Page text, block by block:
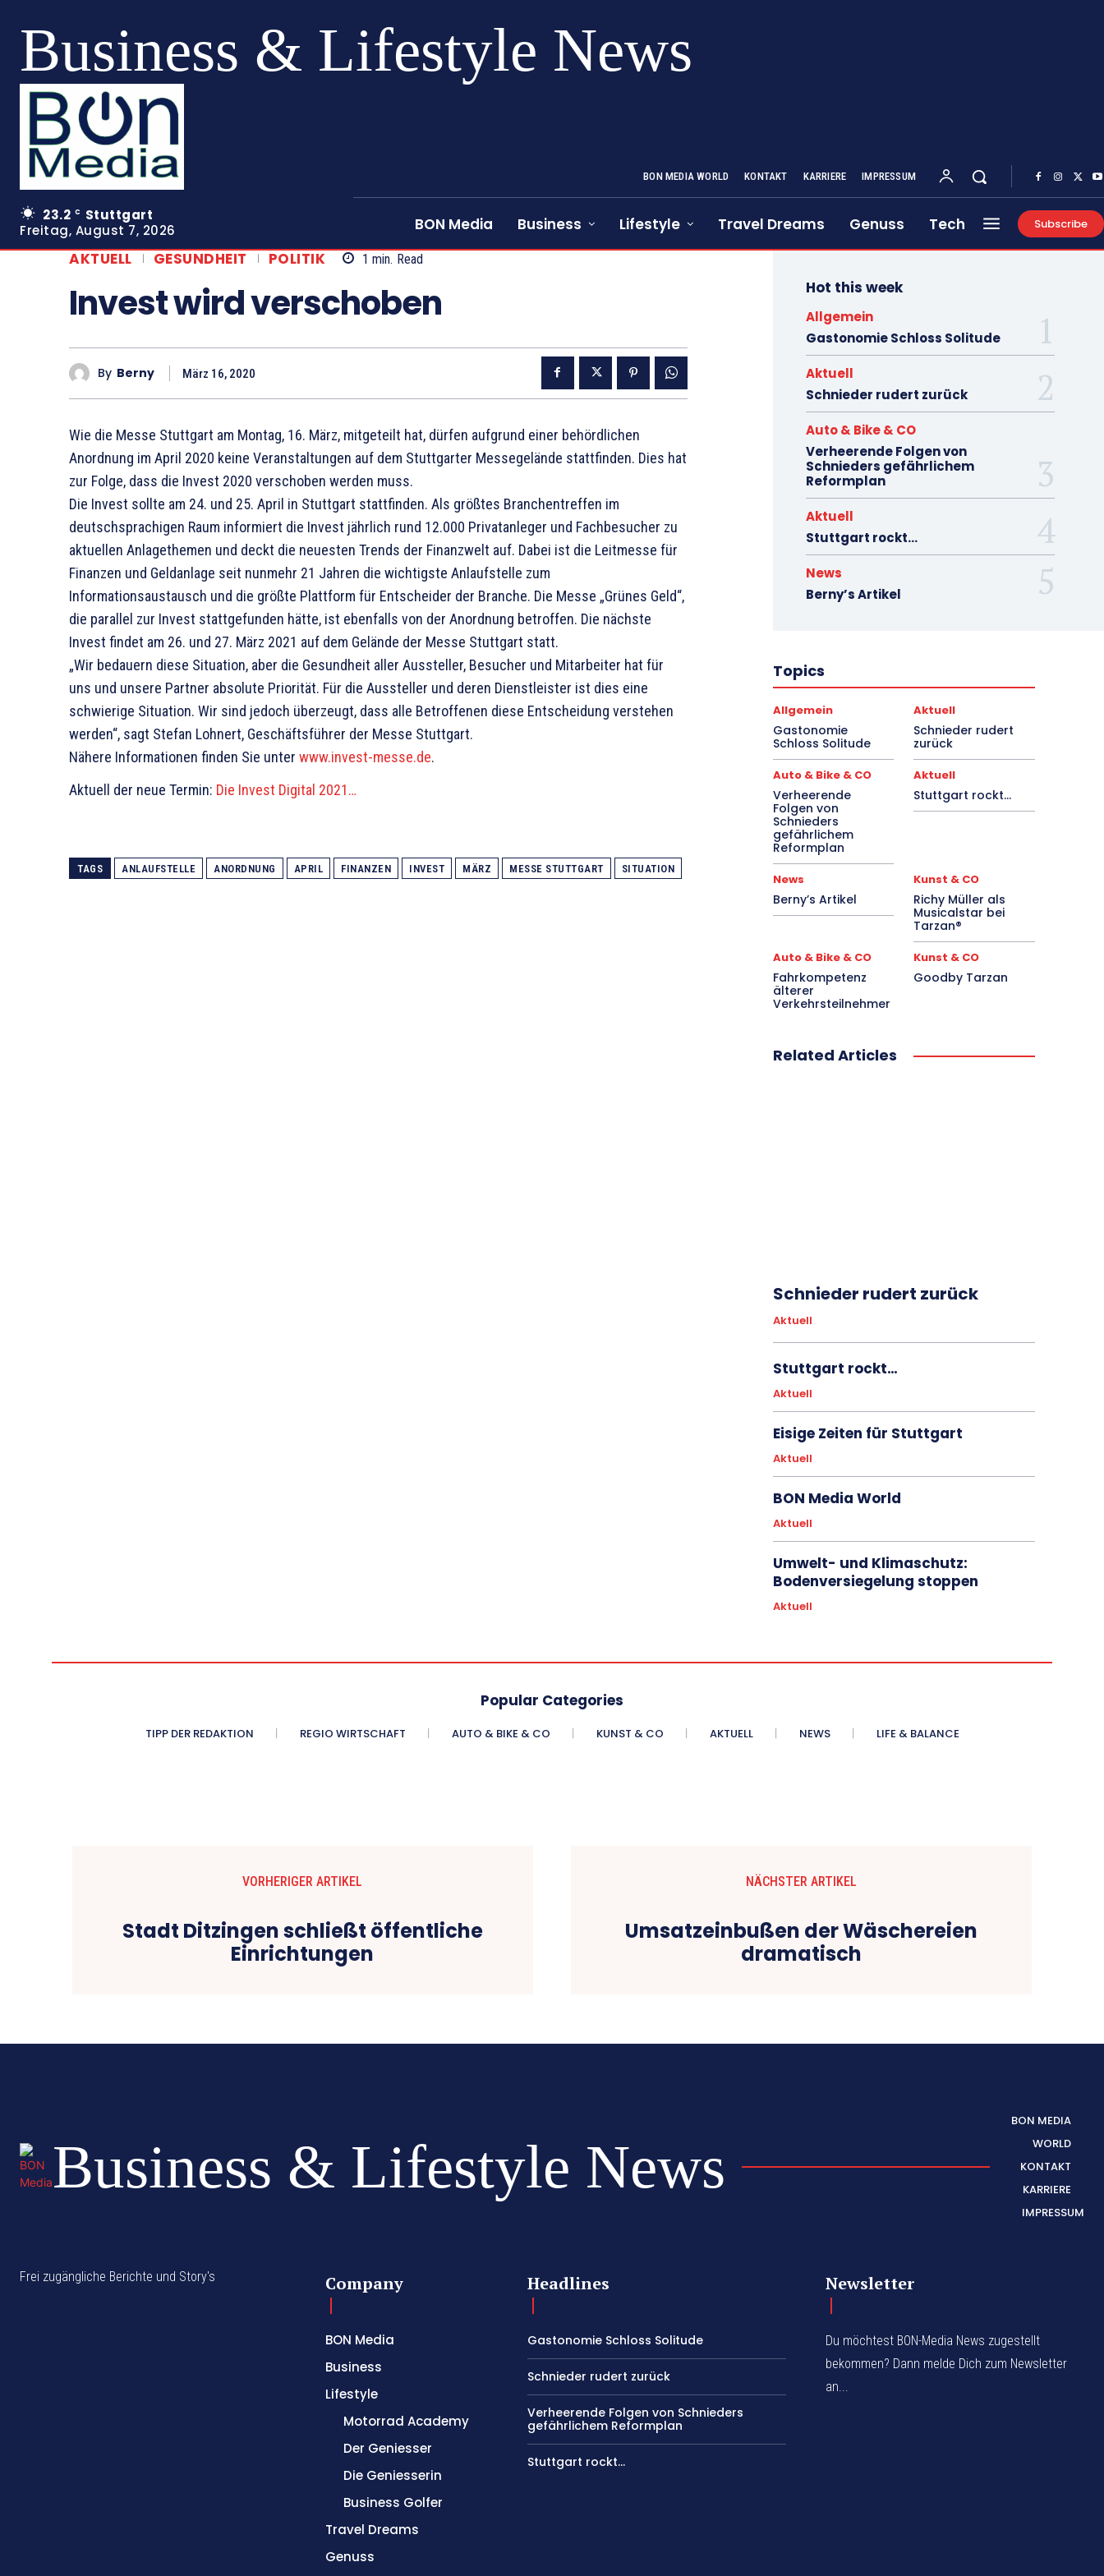
Business & Lifestyle News
23.2 C
Stuttgart
Freitag, August 7, 2026
BON MEDIA WORLD KONTAKT KARRIERE IMPRESSUM
BON Media Business Lifestyle Travel Dreams Genuss Tech Subscribe
AKTUELL GESUNDHEIT POLITIK 1 min. Read
Invest wird verschoben
By Berny März 16, 2020
Wie die Messe Stuttgart am Montag, 16. März, mitgeteilt hat, dürfen aufgrund einer behördlichen
Anordnung im April 2020 keine Veranstaltungen auf dem Stuttgarter Messegelände stattfinden. Dies hat
zur Folge, dass die Invest 2020 verschoben werden muss.
Die Invest sollte am 24. und 25. April in Stuttgart stattfinden. Als größtes Branchentreffen im
deutschsprachigen Raum informiert die Invest jährlich rund 12.000 Privatanleger und Fachbesucher zu
aktuellen Anlagethemen und deckt die neuesten Trends der Finanzwelt auf. Dabei ist die Leitmesse für
Finanzen und Geldanlage seit nunmehr 21 Jahren die wichtigste Anlaufstelle zum
Informationsaustausch und die größte Plattform für Entscheider der Branche. Die Messe „Grünes Geld“,
die parallel zur Invest stattgefunden hätte, ist ebenfalls von der Anordnung betroffen. Die nächste
Invest findet am 26. und 27. März 2021 auf dem Gelände der Messe Stuttgart statt.
„Wir bedauern diese Situation, aber die Gesundheit aller Aussteller, Besucher und Mitarbeiter hat für
uns und unsere Partner absolute Priorität. Für die Aussteller und deren Dienstleister ist dies eine
schwierige Situation. Wir sind jedoch überzeugt, dass alle Betroffenen diese Entscheidung verstehen
werden“, sagt Stefan Lohnert, Geschäftsführer der Messe Stuttgart.
Nähere Informationen finden Sie unter www.invest-messe.de.
Aktuell der neue Termin: Die Invest Digital 2021…
TAGS ANLAUFSTELLE ANORDNUNG APRIL FINANZEN INVEST MÄRZ MESSE STUTTGART SITUATION
Hot this week
Allgemein
Gastonomie Schloss Solitude
Aktuell
Schnieder rudert zurück
Auto & Bike & CO
Verheerende Folgen von
Schnieders gefährlichem
Reformplan
Aktuell
Stuttgart rockt…
News
Berny’s Artikel
Topics
Allgemein
Gastonomie
Schloss Solitude
Aktuell
Schnieder rudert
zurück
Auto & Bike & CO
Verheerende
Folgen von
Schnieders
gefährlichem
Reformplan
Aktuell
Stuttgart rockt…
News
Berny’s Artikel
Kunst & CO
Richy Müller als
Musicalstar bei
Tarzan®
Auto & Bike & CO
Fahrkompetenz
älterer
Verkehrsteilnehmer
Kunst & CO
Goodby Tarzan
Related Articles
Schnieder rudert zurück
Aktuell
Stuttgart rockt…
Aktuell
Eisige Zeiten für Stuttgart
Aktuell
BON Media World
Aktuell
Umwelt- und Klimaschutz:
Bodenversiegelung stoppen
Aktuell
Popular Categories
TIPP DER REDAKTION REGIO WIRTSCHAFT AUTO & BIKE & CO KUNST & CO AKTUELL NEWS LIFE & BALANCE
VORHERIGER ARTIKEL
Stadt Ditzingen schließt öffentliche
Einrichtungen
NÄCHSTER ARTIKEL
Umsatzeinbußen der Wäschereien
dramatisch
Business & Lifestyle News
BON MEDIA
WORLD
KONTAKT
KARRIERE
IMPRESSUM
Frei zugängliche Berichte und Story's Company
BON Media
Business
Lifestyle
Motorrad Academy
Der Geniesser
Die Geniesserin
Business Golfer
Travel Dreams
Genuss
Headlines
Gastonomie Schloss Solitude
Schnieder rudert zurück
Verheerende Folgen von Schnieders
gefährlichem Reformplan
Stuttgart rockt…
Newsletter
Du möchtest BON-Media News zugestellt
bekommen? Dann melde Dich zum Newsletter
an...